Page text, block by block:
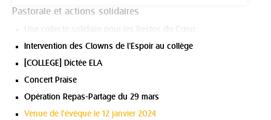
Pastorale et actions solidaires
Une collecte solidaire pour les Restos du Cœur
Intervention des Clowns de l’Espoir au collège
[COLLEGE] Dictée ELA
Concert Praise
Opération Repas-Partage du 29 mars
Venue de l'évêque le 12 janvier 2024